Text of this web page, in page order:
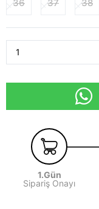
36 37 38
1.Gün
Sipariş Onayı